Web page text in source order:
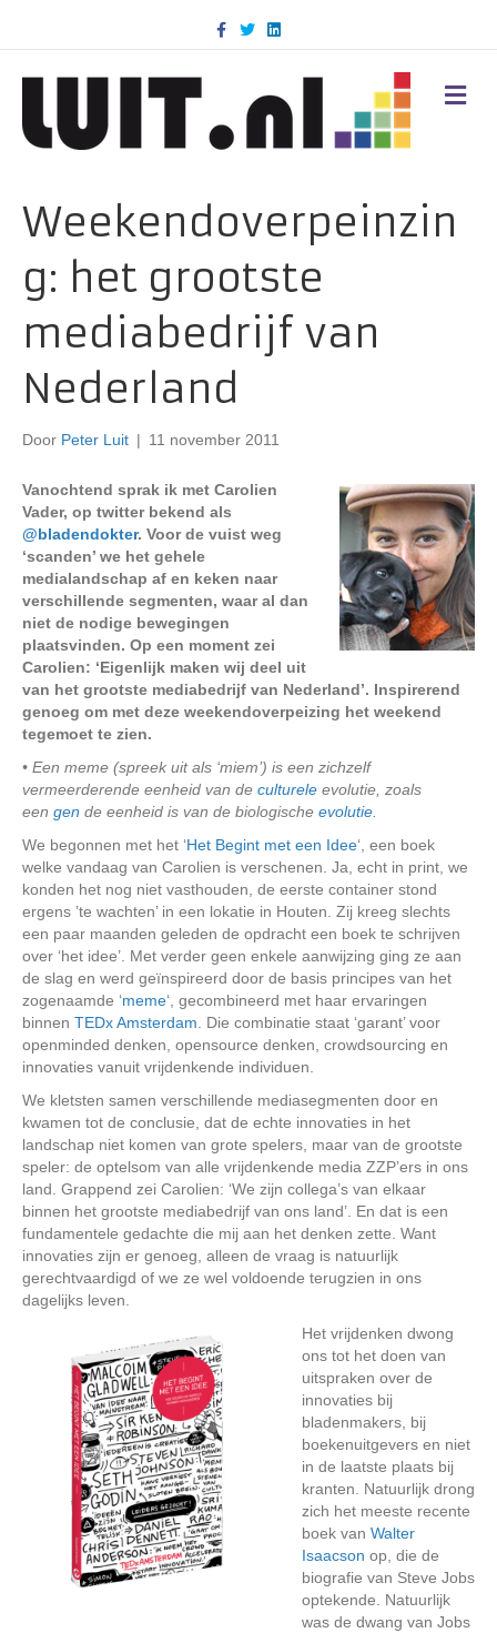
c
k
T
w
i
n
d
M
E
Weekendoverpeinzin
g: het grootste
mediabedrijf van
Nederland
Door Peter Luit | 11 november 2011
Vanochtend sprak ik met Carolien
Vader, op twitter bekend als
@bladendokter. Voor de vuist weg
‘scanden’ we het gehele
medialandschap af en keken naar
verschillende segmenten, waar al dan
niet de nodige bewegingen
plaatsvinden. Op een moment zei
Carolien: ‘Eigenlijk maken wij deel uit
van het grootste mediabedrijf van Nederland’. Inspirerend
genoeg om met deze weekendoverpeizing het weekend
tegemoet te zien.
• Een meme (spreek uit als ‘miem’) is een zichzelf
vermeerderende eenheid van de culturele evolutie, zoals
een gen de eenheid is van de biologische evolutie
We begonnen met het ‘Het Begint met een Idee‘, een boek
welke vandaag van Carolien is verschenen. Ja, echt in print, we
konden het nog niet vasthouden, de eerste container stond
ergens ’te wachten’ in een lokatie in Houten. Zij kreeg slechts
een paar maanden geleden de opdracht een boek te schrijven
over ‘het idee’. Met verder geen enkele aanwijzing ging ze aan
de slag en werd geïnspireerd door de basis principes van het
zogenaamde ‘meme‘, gecombineerd met haar ervaringen
binnen TEDx Amsterdam . Die combinatie staat ‘garant’ voor
openminded denken, opensource denken, crowdsourcing en
innovaties vanuit vrijdenkende individuen.
We kletsten samen verschillende mediasegmenten door en
kwamen tot de conclusie, dat de echte innovaties in het
landschap niet komen van grote spelers, maar van de grootste
speler: de optelsom van alle vrijdenkende media ZZP’ers in ons
land. Grappend zei Carolien: ‘We zijn collega’s van elkaar
binnen het grootste mediabedrijf van ons land’. En dat is een
fundamentele gedachte die mij aan het denken zette. Want
innovaties zijn er genoeg, alleen de vraag is natuurlijk
gerechtvaardigd of we ze wel voldoende terugzien in ons
dagelijks leven.
Het vrijdenken dwong
ons tot het doen van
uitspraken over de
innovaties bij
bladenmakers, bij
boekenuitgevers en niet
in de laatste plaats bij
kranten. Natuurlijk drong
zich het meeste recente
boek van Walter
Isaacson op, die de
biografie van Steve Jobs
optekende. Natuurlijk
was de dwang van Jobs